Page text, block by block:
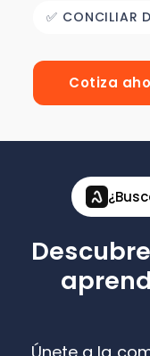
✅ CONCILIAR
Cotiza